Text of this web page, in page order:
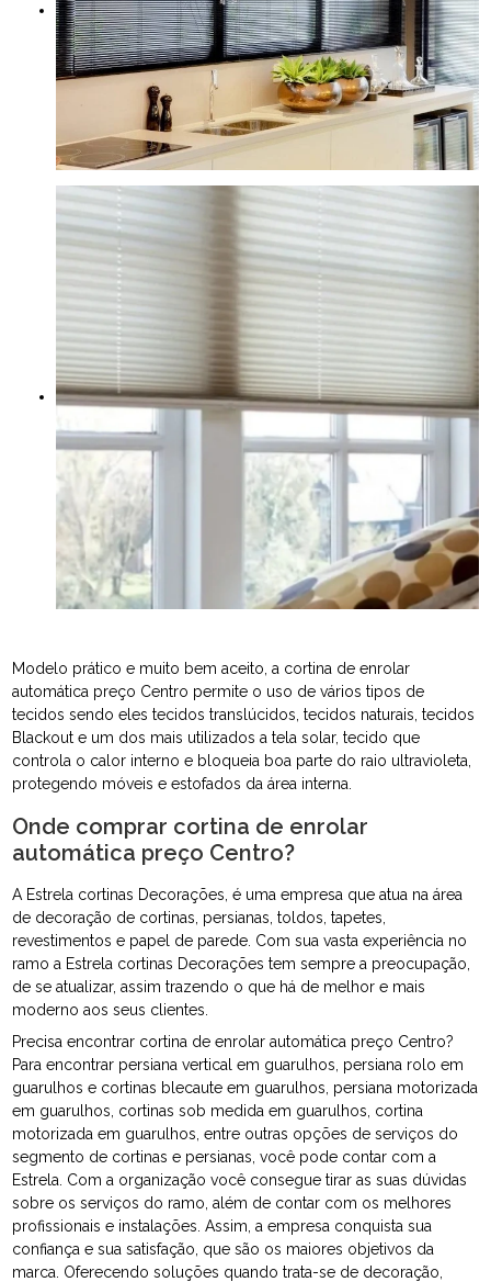
Modelo prático e muito bem aceito, a cortina de enrolar
automática preço Centro permite o uso de vários tipos de
tecidos sendo eles tecidos translúcidos, tecidos naturais, tecidos
Blackout e um dos mais utilizados a tela solar, tecido que
controla o calor interno e bloqueia boa parte do raio ultravioleta,
protegendo móveis e estofados da área interna.
Onde comprar cortina de enrolar
automática preço Centro?
A Estrela cortinas Decorações, é uma empresa que atua na área
de decoração de cortinas, persianas, toldos, tapetes,
revestimentos e papel de parede. Com sua vasta experiência no
ramo a Estrela cortinas Decorações tem sempre a preocupação,
de se atualizar, assim trazendo o que há de melhor e mais
moderno aos seus clientes.
Precisa encontrar cortina de enrolar automática preço Centro?
Para encontrar persiana vertical em guarulhos, persiana rolo em
guarulhos e cortinas blecaute em guarulhos, persiana motorizada
em guarulhos, cortinas sob medida em guarulhos, cortina
motorizada em guarulhos, entre outras opções de serviços do
segmento de cortinas e persianas, você pode contar com a
Estrela. Com a organização você consegue tirar as suas dúvidas
sobre os serviços do ramo, além de contar com os melhores
profissionais e instalações. Assim, a empresa conquista sua
confiança e sua satisfação, que são os maiores objetivos da
marca. Oferecendo soluções quando trata-se de decoração,